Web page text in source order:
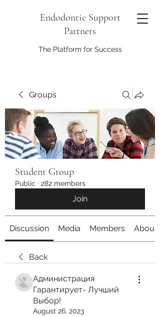
Endodontic Support
Partners
The Platform for Success
Groups
Student Group
Public · 282 members
Join
Discussion Media Members About
Back
Администрация
Гарантирует- Лучший
Выбор!
August 26, 2023